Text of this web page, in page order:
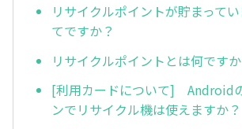
リサイクルポイントが貯まって
てですか？
リサイクルポイントとは何ですか
[利用カードについて] Android
ンでリサイクル機は使えますか？